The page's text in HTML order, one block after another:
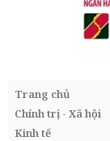
Trang chủ
Chính trị - Xã hội
Kinh tế